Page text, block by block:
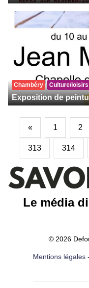
Chambéry Culture/loisirs
Exposition de
« 1 2
313 314
Le média
© 2026
Mentions légales-